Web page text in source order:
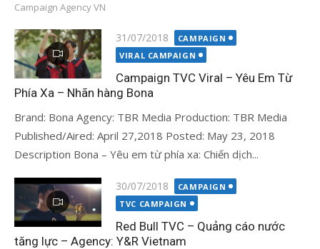
Campaign Agency VN
Đăng
vào
31/07/2018
CAMPAIGN
VIRAL CAMPAIGN
Campaign TVC Viral – Yêu Em Từ
Phía Xa – Nhãn hàng Bona
Brand: Bona Agency: TBR Media Production: TBR Media
Published/Aired: April 27,2018 Posted: May 23, 2018
Description Bona – Yêu em từ phía xa: Chiến dịch...
Đăng
vào
30/07/2018
CAMPAIGN
TVC CAMPAIGN
Red Bull TVC – Quảng cáo nước
tăng lực – Agency: Y&R Vietnam